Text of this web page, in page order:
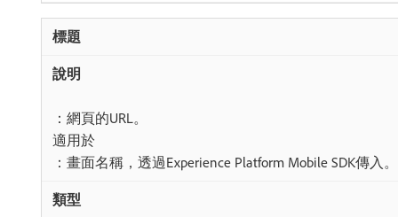
：網頁的URL。
適用於​
：畫面名稱，透過Experience Platform Mobile SDK傳入。